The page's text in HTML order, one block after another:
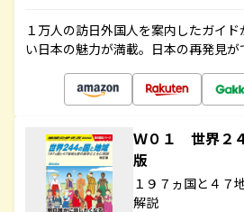
１万人の訪日外国人を案内したガイ
い日本の魅力が満載。日本の再発見が
Ｗ０１ 世界２
版
１９７ヵ国と４７
解説